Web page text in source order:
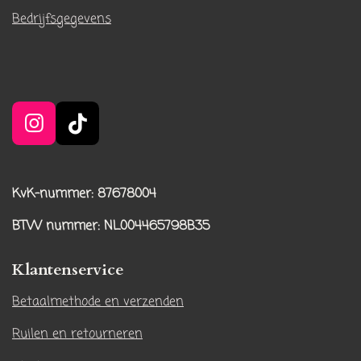
Bedrijfsgegevens
I
n
t
a
g
a
m
T
i
T
o
k
KvK-nummer: 87678004
BTW nummer: NL004465798B35
Klantenservice
Betaalmethode en verzenden
Ruilen en retourneren